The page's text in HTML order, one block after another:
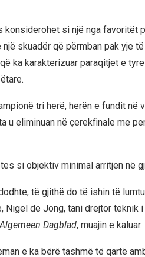
konsiderohet si një nga favoritët
skuadër që përmban pak yje
ka karakterizuar paraqitjet e
tri herë, herën e fundit në
u eliminuan në çerekfinale me
si objektiv minimal arritjen në
të gjithë do të ishin të
Nigel de Jong, tani drejtor teknik
Dagblad, muajin e kaluar.
e ka bërë tashmë të qartë